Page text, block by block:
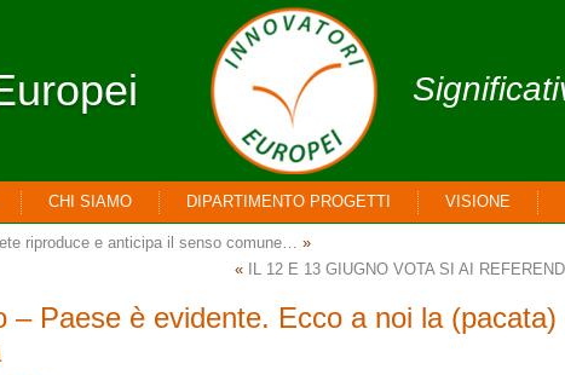
CHI SIAMO DIPARTIMENTO PROGETTI VISIONE
riproduce e anticipa il senso comune… »
«
IL 12 E 13 GIUGNO VOTA SI AI
– Paese è evidente. Ecco a noi la (pacata)